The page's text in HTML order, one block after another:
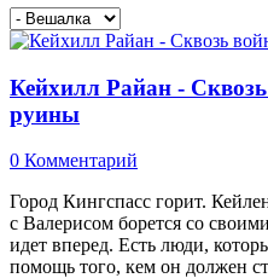
Кейхилл Райан -
руины
0 Комментарий
Город Кингспаcс горит.
с Валерисом борется со
идет вперед. Есть люди,
помощь того, кем он должен